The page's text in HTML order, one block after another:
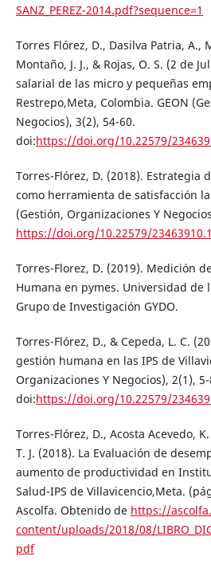
SANZ_PEREZ-2014.pdf?sequence=1
Torres Flórez, D., Dasilva Patria, A.,
Montaño, J. J., & Rojas, O. S. (2 de
salarial de las micro y pequeñas
Restrepo,Meta, Colombia. GEON
Negocios), 3(2), 54-60.
doi:https://doi.org/10.22579/
Torres-Flórez, D. (2018). Estrategia
como herramienta de satisfacción
(Gestión, Organizaciones Y
https://doi.org/10.22579/
Torres-Florez, D. (2019). Medición
Humana en pymes. Universidad de
Grupo de Investigación GYDO.
Torres-Flórez, D., & Cepeda, L. C.
gestión humana en las IPS de
Organizaciones Y Negocios), 2(1), 5-
doi:https://doi.org/10.22579/
Torres-Flórez, D., Acosta Acevedo,
T. J. (2018). La Evaluación de
aumento de productividad en
Salud-IPS de Villavicencio,Meta.
Ascolfa. Obtenido de https://
content/uploads/2018/08/
pdf